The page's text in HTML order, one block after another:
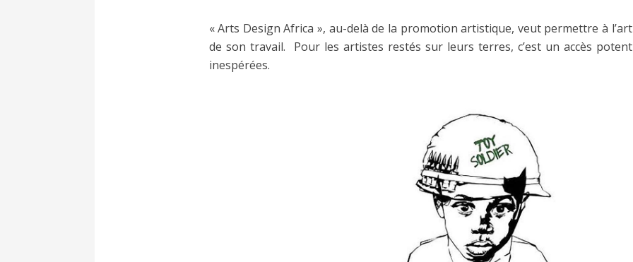
« Arts Design Africa », au-delà de la promotion artistique, veut permettre à
de son travail. Pour les artistes restés sur leurs terres, c’est un accès
inespérées.